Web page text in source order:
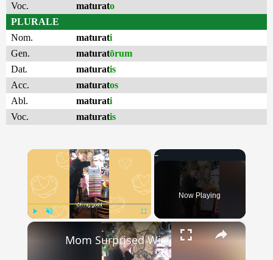
Voc.
maturato
PLURALE
Nom.
maturati
Gen.
maturatōrum
Dat.
maturatis
Acc.
maturatos
Abl.
maturati
Voc.
maturatis
×
Fullscreen
Now Playing
×
Mom Surprised With Build-A-Bear Containing Late Daughters Voice | Happily TV